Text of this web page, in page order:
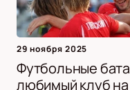
29 ноября 2025
Футбольные
любимый клуб